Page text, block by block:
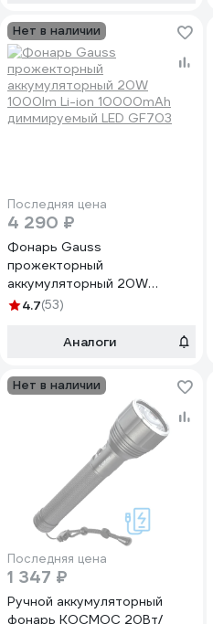
Нет в наличии
Последняя цена
4 290 ₽
Фонарь Gauss
прожекторный
аккумуляторный 20W
1000lm Li-ion 10000mAh
4.7(53)
Аналоги
Нет в наличии
Последняя цена
1 347 ₽
Ручной аккумуляторный
фонарь КОСМОС 20Вт/